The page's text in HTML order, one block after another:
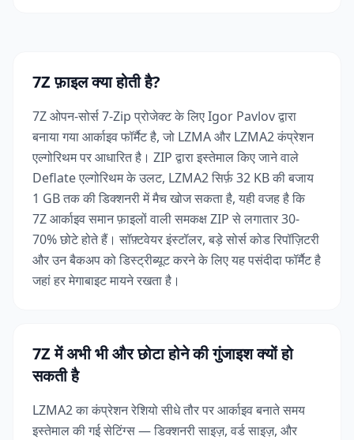
7Z फ़ाइल क्या होती है?
7Z ओपन-सोर्स 7-Zip प्रोजेक्ट के लिए Igor Pavlov द्वारा
बनाया गया आर्काइव फॉर्मैट है, जो LZMA और LZMA2 कंप्रेशन
एल्गोरिथम पर आधारित है। ZIP द्वारा इस्तेमाल किए जाने वाले
Deflate एल्गोरिथम के उलट, LZMA2 सिर्फ़ 32 KB की बजाय
1 GB तक की डिक्शनरी में मैच खोज सकता है, यही वजह है कि
7Z आर्काइव समान फ़ाइलों वाली समकक्ष ZIP से लगातार 30-
70% छोटे होते हैं। सॉफ़्टवेयर इंस्टॉलर, बड़े सोर्स कोड रिपॉज़िटरी
और उन बैकअप को डिस्ट्रीब्यूट करने के लिए यह पसंदीदा फॉर्मैट है
जहां हर मेगाबाइट मायने रखता है।
7Z में अभी भी और छोटा होने की गुंजाइश क्यों हो
सकती है
LZMA2 का कंप्रेशन रेशियो सीधे तौर पर आर्काइव बनाते समय
इस्तेमाल की गई सेटिंग्स — डिक्शनरी साइज़, वर्ड साइज़, और